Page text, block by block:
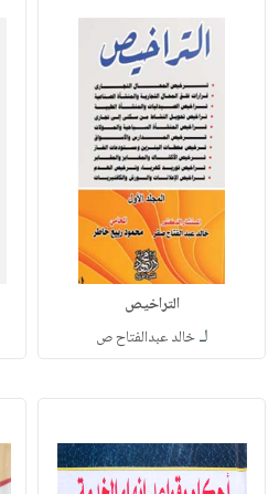
التراخيص
لـخالد عبدالفتاح ص